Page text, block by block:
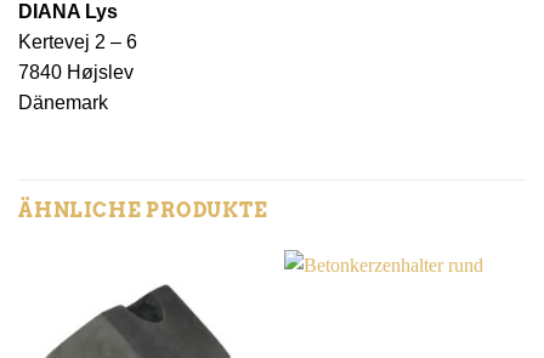
DIANA Lys
Kertevej 2 – 6
7840 Højslev
Dänemark
ÄHNLICHE PRODUKTE